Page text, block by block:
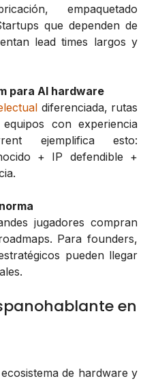
empaquetado
que dependen de
lead times largos y
para AI hardware
diferenciada, rutas
con experiencia
ejemplifica esto:
+ IP defendible +
jugadores compran
Para founders,
pueden llegar
en
de hardware y